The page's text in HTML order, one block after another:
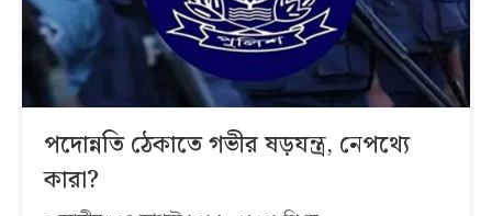
পদোন্নতি ঠেকাতে গভীর ষড়যন্ত্র, নেপথ্যে
কারা?